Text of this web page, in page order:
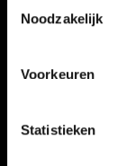
Noodzakelijk
Voorkeuren
Statistieken
VERHALEN
KALENDER
THEMA’S